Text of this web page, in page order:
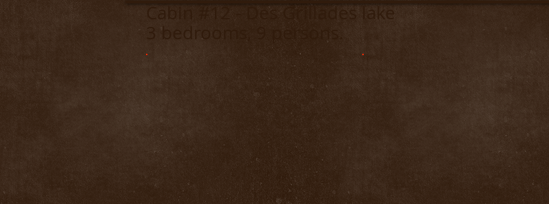
Cabin #12 - Des Grillades lake
3 bedrooms, 9 persons.